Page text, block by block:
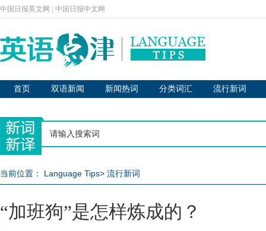
中国日报英文网 中国日报中文网
首页 双语新闻 新闻热词 分类词汇 流行新词
当前位置： Language Tips> 流行新词
“加班狗”是怎样炼成的？